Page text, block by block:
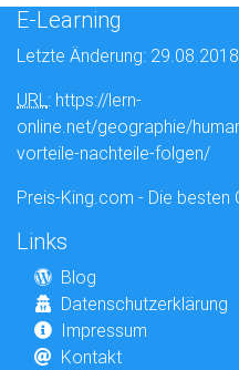
E-Learning
Letzte Änderung:
URL: https://lern-
online.net/geographie/
vorteile-nachteile-folgen/
Preis-King.com - Die besten
Links
Blog
Datenschutzerklärung
Impressum
Kontakt